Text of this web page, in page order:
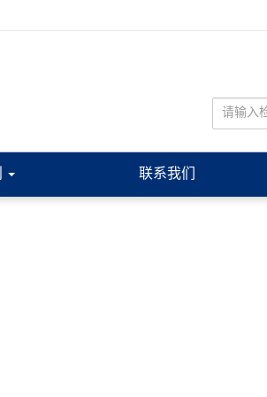
联系我们